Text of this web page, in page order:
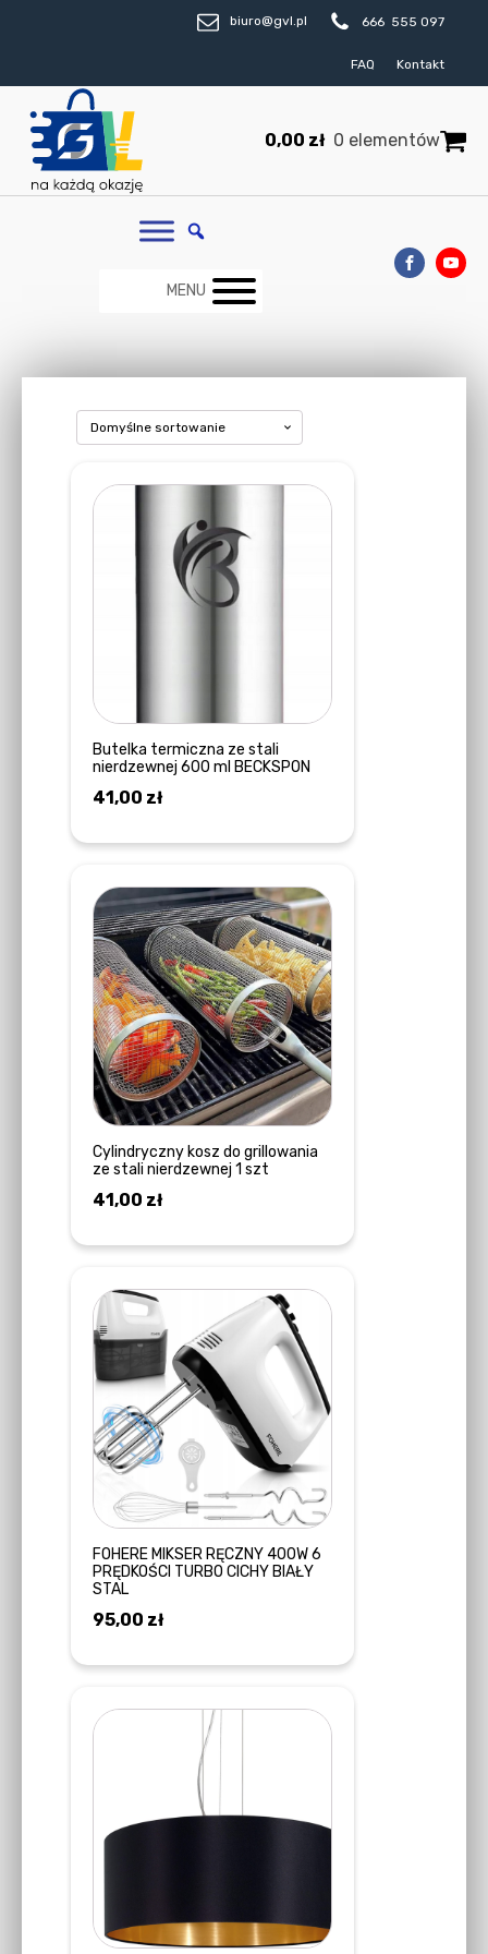
biuro@gvl.pl 666 555 097
FAQ Kontakt
0,00 zł 0 elementów
MENU
Butelka termiczna ze stali
nierdzewnej 600 ml BECKSPON
41,00 zł
Cylindryczny kosz do grillowania
ze stali nierdzewnej 1 szt
41,00 zł
FOHERE MIKSER RĘCZNY 400W 6
PRĘDKOŚCI TURBO CICHY BIAŁY
STAL
95,00 zł